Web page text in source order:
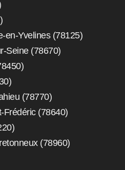
en-Yvelines (78125)
Seine (78670)
(78770)
Frédéric (78640)
(78960)